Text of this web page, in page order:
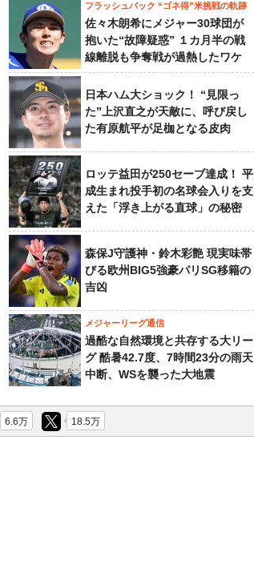
フラッシュバック “ゴネ得”米挑戦の軌跡
佐々木朗希にメジャー30球団が
抱いた“故障疑惑” １カ月半の戦
線離脱も争奪戦が過熱したワケ
日本ハム大ショック！ “見限っ
た”上沢直之が天敵に、呼び戻し
た有原航平が足枷となる皮肉
ロッテ益田が250セーブ達成！ 平
成生まれ投手初の名球会入りを支
えた「浮き上がる直球」の秘密
森保J守護神・鈴木彩艶 現実味帯
びる欧州BIG5強豪パリSG移籍の
吉凶
メジャーリーグ通信
過酷な自然環境と共存する大リー
グ 酷暑42.7度、7時間23分の雨天
中断、WSを襲った大地震
6.6万 18.5万